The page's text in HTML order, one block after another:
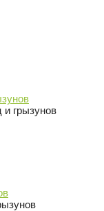
и грызунов